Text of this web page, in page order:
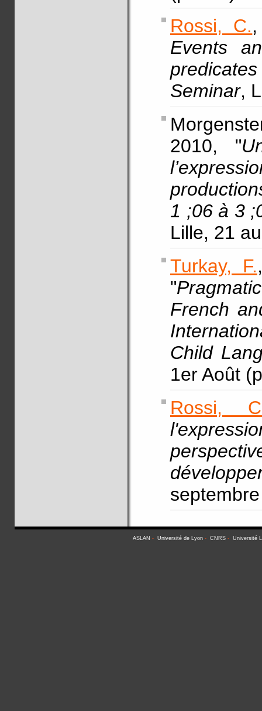
Rossi, C.
Events
Seminar,
2010, "
1 ;06 à 3
Lille, 21
Turkay, F.
"
French
Child
1er Août
Rossi,
septembre
ASLAN - Université de Lyon- CNRS- Université